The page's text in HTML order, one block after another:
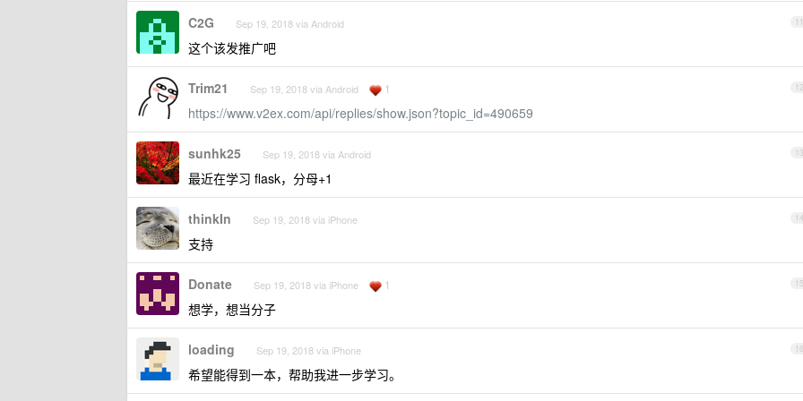
11
C2G Sep 19, 2018 via Android
这个该发推广吧
12
Trim21 Sep 19, 2018 via Android 1
https://www.v2ex.com/api/replies/show.json?topic_id=490659
13
sunhk25 Sep 19, 2018 via Android
最近在学习 flask，分母+1
14
thinkIn Sep 19, 2018 via iPhone
支持
15
Donate Sep 19, 2018 via iPhone 1
想学，想当分子
16
loading Sep 19, 2018 via iPhone
希望能得到一本，帮助我进一步学习。